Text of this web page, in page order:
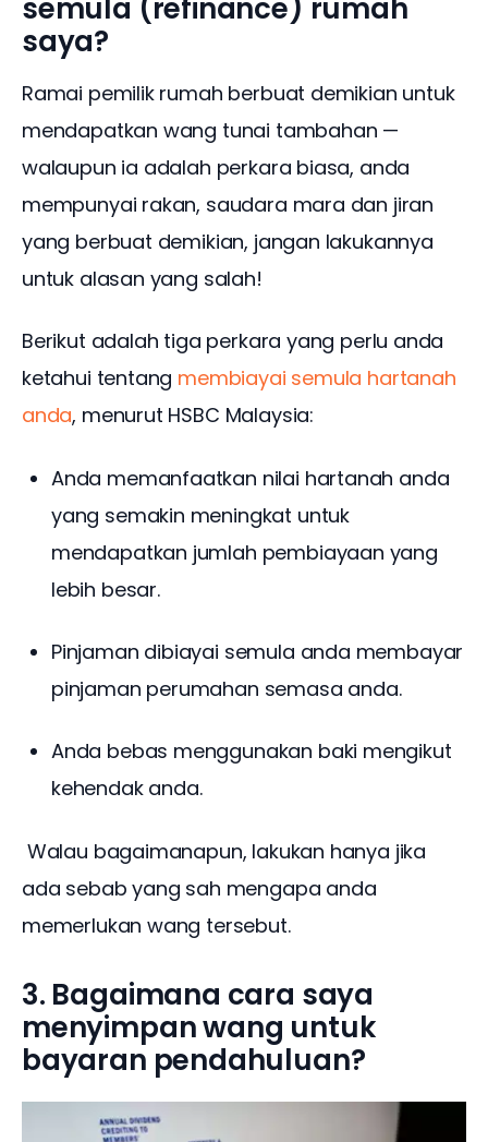
semula (refinance) rumah
saya?
Ramai pemilik rumah berbuat demikian untuk
mendapatkan wang tunai tambahan —
walaupun ia adalah perkara biasa, anda
mempunyai rakan, saudara mara dan jiran
yang berbuat demikian, jangan lakukannya
untuk alasan yang salah!
Berikut adalah tiga perkara yang perlu anda
ketahui tentang membiayai semula hartanah
anda, menurut HSBC Malaysia:
Anda memanfaatkan nilai hartanah anda
yang semakin meningkat untuk
mendapatkan jumlah pembiayaan yang
lebih besar.
Pinjaman dibiayai semula anda membayar
pinjaman perumahan semasa anda.
Anda bebas menggunakan baki mengikut
kehendak anda.
Walau bagaimanapun, lakukan hanya jika
ada sebab yang sah mengapa anda
memerlukan wang tersebut.
3. Bagaimana cara saya
menyimpan wang untuk
bayaran pendahuluan?